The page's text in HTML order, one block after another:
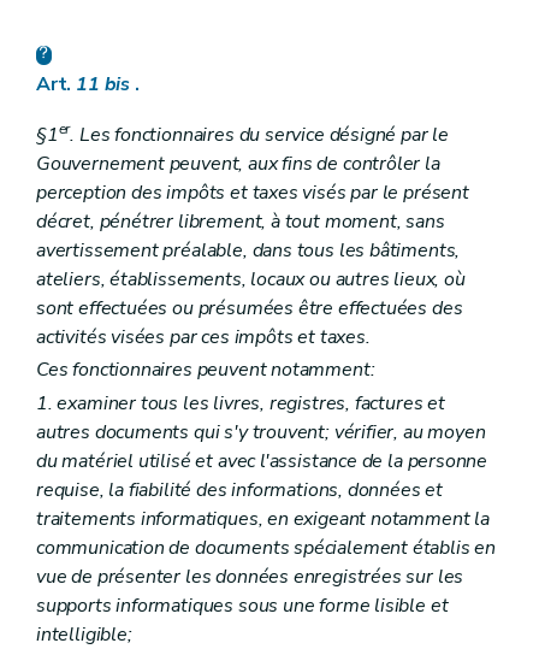
Art. 11 bis .
§1er. Les fonctionnaires du service désigné par le
Gouvernement peuvent, aux fins de contrôler la
perception des impôts et taxes visés par le présent
décret, pénétrer librement, à tout moment, sans
avertissement préalable, dans tous les bâtiments,
ateliers, établissements, locaux ou autres lieux, où
sont effectuées ou présumées être effectuées des
activités visées par ces impôts et taxes.
Ces fonctionnaires peuvent notamment:
1. examiner tous les livres, registres, factures et
autres documents qui s'y trouvent; vérifier, au moyen
du matériel utilisé et avec l'assistance de la personne
requise, la fiabilité des informations, données et
traitements informatiques, en exigeant notamment la
communication de documents spécialement établis en
vue de présenter les données enregistrées sur les
supports informatiques sous une forme lisible et
intelligible;